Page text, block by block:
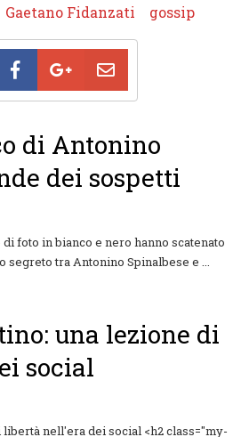
Gaetano Fidanzati gossip
di Antonino
dei sospetti
foto in bianco e nero hanno scatenato
tra Antonino Spinalbese e ...
una lezione di
social
nell'era dei social <h2 class="my-